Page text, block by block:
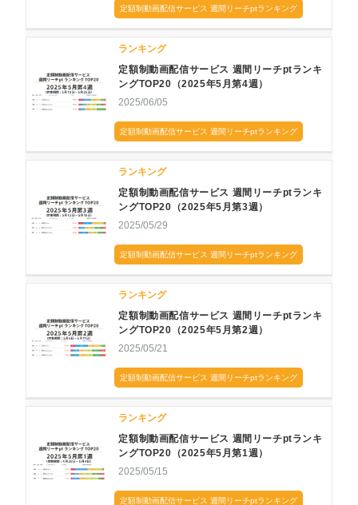
定額制動画配信サービス 週間リーチptランキング
ランキング
定額制動画配信サービス 週間リーチptランキ
ングTOP20（2025年5月第4週）
2025/06/05
定額制動画配信サービス 週間リーチptランキング
ランキング
定額制動画配信サービス 週間リーチptランキ
ングTOP20（2025年5月第3週）
2025/05/29
定額制動画配信サービス 週間リーチptランキング
ランキング
定額制動画配信サービス 週間リーチptランキ
ングTOP20（2025年5月第2週）
2025/05/21
定額制動画配信サービス 週間リーチptランキング
ランキング
定額制動画配信サービス 週間リーチptランキ
ングTOP20（2025年5月第1週）
2025/05/15
定額制動画配信サービス 週間リーチptランキング